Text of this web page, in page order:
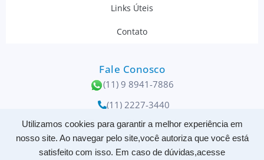
Utilizamos cookies para garantir a melhor experiência em
nosso site. Ao navegar pelo site,você autoriza que você está
satisfeito com isso. Em caso de dúvidas,acesse
Links Úteis
Contato
Fale Conosco
(11) 9 8941-7886
(11) 2227-3440
contato@kaed.com.br
Rua Santo Elias, 398